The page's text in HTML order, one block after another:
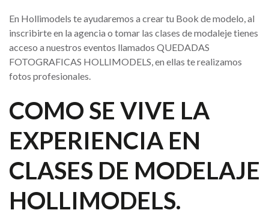
En Hollimodels te ayudaremos a crear tu Book de modelo, al
inscribirte en la agencia o tomar las clases de modaleje tienes
acceso a nuestros eventos llamados QUEDADAS
FOTOGRAFICAS HOLLIMODELS, en ellas te realizamos
fotos profesionales.
COMO SE VIVE LA
EXPERIENCIA EN
CLASES DE MODELAJE
HOLLIMODELS.